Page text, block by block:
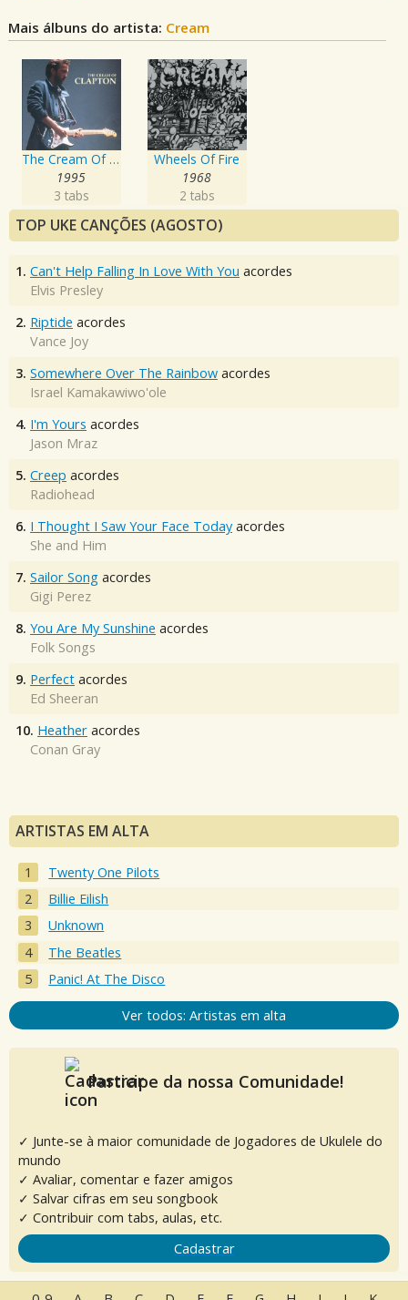
Mais álbuns do artista: Cream
The Cream Of Clapton
1995
3 tabs
Wheels Of Fire
1968
2 tabs
TOP UKE CANÇÕES (AGOSTO)
1. Can't Help Falling In Love With You acordes
Elvis Presley
2. Riptide acordes
Vance Joy
3. Somewhere Over The Rainbow acordes
Israel Kamakawiwo'ole
4. I'm Yours acordes
Jason Mraz
5. Creep acordes
Radiohead
6. I Thought I Saw Your Face Today acordes
She and Him
7. Sailor Song acordes
Gigi Perez
8. You Are My Sunshine acordes
Folk Songs
9. Perfect acordes
Ed Sheeran
10. Heather acordes
Conan Gray
ARTISTAS EM ALTA
Twenty One Pilots
Billie Eilish
Unknown
The Beatles
Panic! At The Disco
Ver todos: Artistas em alta
Participe da nossa Comunidade!
✓ Junte-se à maior comunidade de Jogadores de Ukulele do
mundo
✓ Avaliar, comentar e fazer amigos
✓ Salvar cifras em seu songbook
✓ Contribuir com tabs, aulas, etc.
Cadastrar